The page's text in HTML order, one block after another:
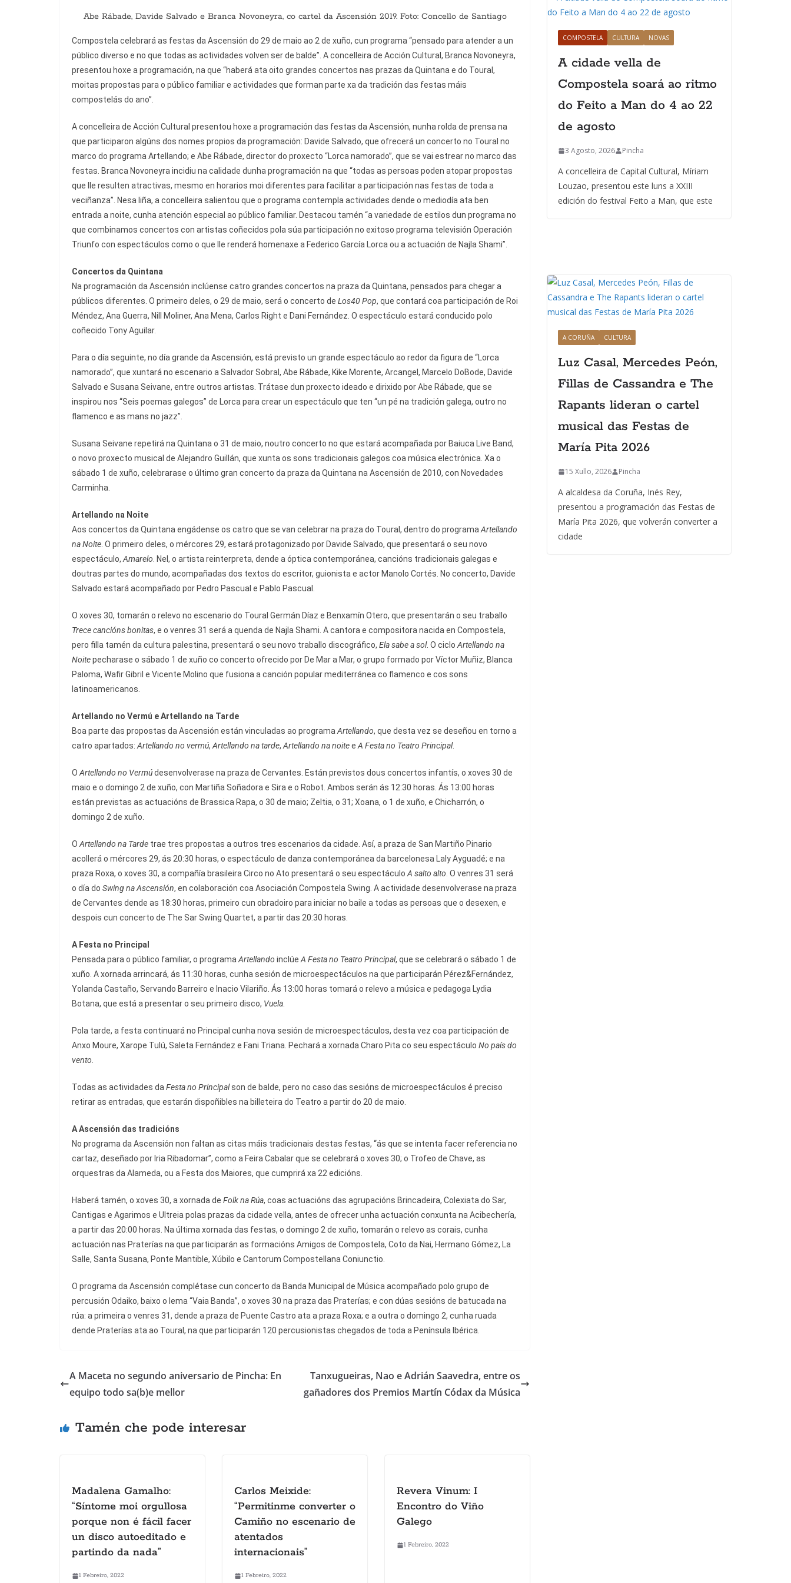
Abe Rábade, Davide Salvado e Branca Novoneyra, co cartel da Ascensión 2019. Foto: Concello de Santiago
Compostela celebrará as festas da Ascensión do 29 de maio ao 2 de xuño, cun programa “pensado para atender a un
público diverso e no que todas as actividades volven ser de balde”. A concelleira de Acción Cultural, Branca Novoneyra,
presentou hoxe a programación, na que “haberá ata oito grandes concertos nas prazas da Quintana e do Toural,
moitas propostas para o público familiar e actividades que forman parte xa da tradición das festas máis
compostelás do ano”.
A concelleira de Acción Cultural presentou hoxe a programación das festas da Ascensión, nunha rolda de prensa na
que participaron algúns dos nomes propios da programación: Davide Salvado, que ofrecerá un concerto no Toural no
marco do programa Artellando; e Abe Rábade, director do proxecto “Lorca namorado”, que se vai estrear no marco das
festas. Branca Novoneyra incidiu na calidade dunha programación na que “todas as persoas poden atopar propostas
que lle resulten atractivas, mesmo en horarios moi diferentes para facilitar a participación nas festas de toda a
veciñanza”. Nesa liña, a concelleira salientou que o programa contempla actividades dende o mediodía ata ben
entrada a noite, cunha atención especial ao público familiar. Destacou tamén “a variedade de estilos dun programa no
que combinamos concertos con artistas coñecidos pola súa participación no exitoso programa televisión Operación
Triunfo con espectáculos como o que lle renderá homenaxe a Federico García Lorca ou a actuación de Najla Shami”.
Concertos da Quintana
Na programación da Ascensión inclúense catro grandes concertos na praza da Quintana, pensados para chegar a
públicos diferentes. O primeiro deles, o 29 de maio, será o concerto de Los40 Pop, que contará coa participación de Roi
Méndez, Ana Guerra, Nill Moliner, Ana Mena, Carlos Right e Dani Fernández. O espectáculo estará conducido polo
coñecido Tony Aguilar.
Para o día seguinte, no día grande da Ascensión, está previsto un grande espectáculo ao redor da figura de “Lorca
namorado”, que xuntará no escenario a Salvador Sobral, Abe Rábade, Kike Morente, Arcangel, Marcelo DoBode, Davide
Salvado e Susana Seivane, entre outros artistas. Trátase dun proxecto ideado e dirixido por Abe Rábade, que se
inspirou nos “Seis poemas galegos” de Lorca para crear un espectáculo que ten “un pé na tradición galega, outro no
flamenco e as mans no jazz”.
Susana Seivane repetirá na Quintana o 31 de maio, noutro concerto no que estará acompañada por Baiuca Live Band,
o novo proxecto musical de Alejandro Guillán, que xunta os sons tradicionais galegos coa música electrónica. Xa o
sábado 1 de xuño, celebrarase o último gran concerto da praza da Quintana na Ascensión de 2010, con Novedades
Carminha.
Artellando na Noite
Aos concertos da Quintana engádense os catro que se van celebrar na praza do Toural, dentro do programa Artellando
na Noite . O primeiro deles, o mércores 29, estará protagonizado por Davide Salvado, que presentará o seu novo
espectáculo, Amarelo . Nel, o artista reinterpreta, dende a óptica contemporánea, cancións tradicionais galegas e
doutras partes do mundo, acompañadas dos textos do escritor, guionista e actor Manolo Cortés. No concerto, Davide
Salvado estará acompañado por Pedro Pascual e Pablo Pascual.
O xoves 30, tomarán o relevo no escenario do Toural Germán Díaz e Benxamín Otero, que presentarán o seu traballo
Trece cancións bonitas, e o venres 31 será a quenda de Najla Shami. A cantora e compositora nacida en Compostela,
pero filla tamén da cultura palestina, presentará o seu novo traballo discográfico, Ela sabe a sol. O ciclo Artellando na
Noitepecharase o sábado 1 de xuño co concerto ofrecido por De Mar a Mar, o grupo formado por Víctor Muñiz, Blanca
Paloma, Wafir Gibril e Vicente Molino que fusiona a canción popular mediterránea co flamenco e cos sons
latinoamericanos.
Artellando no Vermú e Artellando na Tarde
Boa parte das propostas da Ascensión están vinculadas ao programa Artellando, que desta vez se deseñou en torno a
catro apartados: Artellando no vermú, Artellando na tarde, Artellando na noitee A Festa no Teatro Principal.
O Artellando no Vermúdesenvolverase na praza de Cervantes. Están previstos dous concertos infantís, o xoves 30 de
maio e o domingo 2 de xuño, con Martiña Soñadora e Sira e o Robot. Ambos serán ás 12:30 horas. Ás 13:00 horas
están previstas as actuacións de Brassica Rapa, o 30 de maio; Zeltia, o 31; Xoana, o 1 de xuño, e Chicharrón, o
domingo 2 de xuño.
O Artellando na Tarde trae tres propostas a outros tres escenarios da cidade. Así, a praza de San Martiño Pinario
acollerá o mércores 29, ás 20:30 horas, o espectáculo de danza contemporánea da barcelonesa Laly Ayguadé; e na
praza Roxa, o xoves 30, a compañía brasileira Circo no Ato presentará o seu espectáculo A salto alto . O venres 31 será
o día do Swing na Ascensión, en colaboración coa Asociación Compostela Swing. A actividade desenvolverase na praza
de Cervantes dende as 18:30 horas, primeiro cun obradoiro para iniciar no baile a todas as persoas que o desexen, e
despois cun concerto de The Sar Swing Quartet, a partir das 20:30 horas.
A Festa no Principal
Pensada para o público familiar, o programa Artellando inclúe A Festa no Teatro Principal, que se celebrará o sábado 1 de
xuño. A xornada arrincará, ás 11:30 horas, cunha sesión de microespectáculos na que participarán Pérez&Fernández,
Yolanda Castaño, Servando Barreiro e Inacio Vilariño. Ás 13:00 horas tomará o relevo a música e pedagoga Lydia
Botana, que está a presentar o seu primeiro disco, Vuela
Pola tarde, a festa continuará no Principal cunha nova sesión de microespectáculos, desta vez coa participación de
Anxo Moure, Xarope Tulú, Saleta Fernández e Fani Triana. Pechará a xornada Charo Pita co seu espectáculo No país do
vento
Todas as actividades da Festa no Principalson de balde, pero no caso das sesións de microespectáculos é preciso
retirar as entradas, que estarán dispoñibles na billeteira do Teatro a partir do 20 de maio.
A Ascensión das tradicións
No programa da Ascensión non faltan as citas máis tradicionais destas festas, “ás que se intenta facer referencia no
cartaz, deseñado por Iria Ribadomar”, como a Feira Cabalar que se celebrará o xoves 30; o Trofeo de Chave, as
orquestras da Alameda, ou a Festa dos Maiores, que cumprirá xa 22 edicións.
Haberá tamén, o xoves 30, a xornada de Folk na Rúa, coas actuacións das agrupacións Brincadeira, Colexiata do Sar,
Cantigas e Agarimos e Ultreia polas prazas da cidade vella, antes de ofrecer unha actuación conxunta na Acibechería,
a partir das 20:00 horas. Na última xornada das festas, o domingo 2 de xuño, tomarán o relevo as corais, cunha
actuación nas Praterías na que participarán as formacións Amigos de Compostela, Coto da Nai, Hermano Gómez, La
Salle, Santa Susana, Ponte Mantible, Xúbilo e Cantorum Compostellana Coniunctio.
O programa da Ascensión complétase cun concerto da Banda Municipal de Música acompañado polo grupo de
percusión Odaiko, baixo o lema “Vaia Banda”, o xoves 30 na praza das Praterías; e con dúas sesións de batucada na
rúa: a primeira o venres 31, dende a praza de Puente Castro ata a praza Roxa; e a outra o domingo 2, cunha ruada
dende Praterías ata ao Toural, na que participarán 120 percusionistas chegados de toda a Península Ibérica.
A Maceta no segundo aniversario de Pincha: En
equipo todo sa(b)e mellor
Tanxugueiras, Nao e Adrián Saavedra, entre os
gañadores dos Premios Martín Códax da Música
Tamén che pode interesar
Madalena Gamalho:
“Síntome moi orgullosa
porque non é fácil facer
un disco autoeditado e
partindo da nada”
1 Febreiro, 2022
Carlos Meixide:
“Permitinme converter o
Camiño no escenario de
atentados
internacionais”
1 Febreiro, 2022
Revera Vinum: I
Encontro do Viño
Galego
1 Febreiro, 2022
COMPOSTELA CULTURA NOVAS
A cidade vella de
Compostela soará ao ritmo
do Feito a Man do 4 ao 22
de agosto
3 Agosto, 2026 Pincha
A concelleira de Capital Cultural, Míriam
Louzao, presentou este luns a XXIII
edición do festival Feito a Man, que este
A CORUÑA CULTURA
Luz Casal, Mercedes Peón,
Fillas de Cassandra e The
Rapants lideran o cartel
musical das Festas de
María Pita 2026
15 Xullo, 2026 Pincha
A alcaldesa da Coruña, Inés Rey,
presentou a programación das Festas de
María Pita 2026, que volverán converter a
cidade